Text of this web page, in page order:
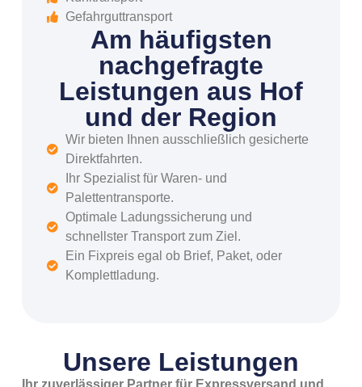
Unsere Leistungen
Ihr zuverlässiger Partner für Expressversand und
Gefahrguttransport
Am häufigsten
nachgefragte
Leistungen aus Hof
und der Region
Wir bieten Ihnen ausschließlich gesicherte
Direktfahrten.
Ihr Spezialist für Waren- und
Palettentransporte.
Optimale Ladungssicherung und
schnellster Transport zum Ziel.
Ein Fixpreis egal ob Brief, Paket, oder
Komplettladung.